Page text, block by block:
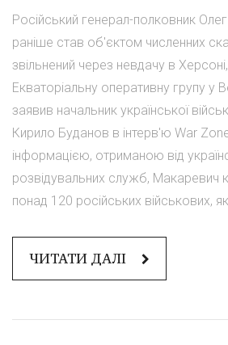
Російський генерал-полковник
раніше став об'єктом численних
звільнений через невдачу в
Екваторіальну оперативну групу у
заявив начальник української
Кирило Буданов в інтерв'ю War
інформацією, отриманою від
розвідувальних служб, Макаревич
понад 120 російських військових,
ЧИТАТИ ДАЛІ